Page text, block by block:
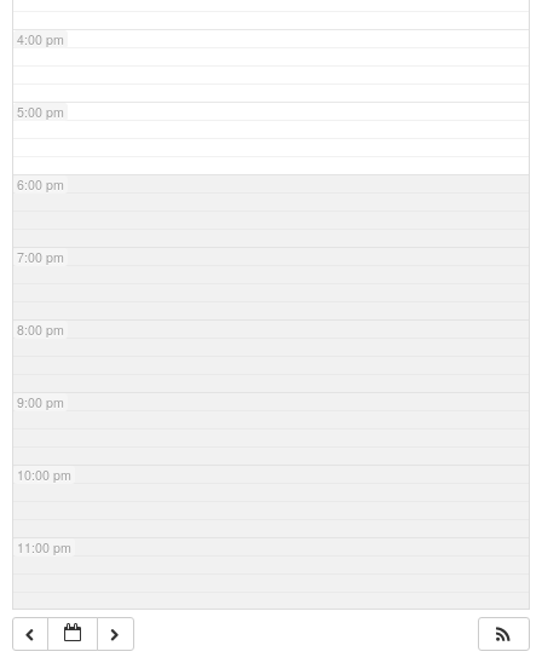
4:00 pm
5:00 pm
6:00 pm
7:00 pm
8:00 pm
9:00 pm
10:00 pm
11:00 pm